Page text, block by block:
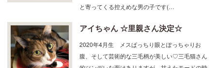
と寄ってくる控えめな男の子です(…
アイちゃん ☆里親さん決定☆
2020年4月生 メスぱっちり眼とぽっちゃりお
腹、そして芸術的な三毛柄が美しい♡三毛猫さん